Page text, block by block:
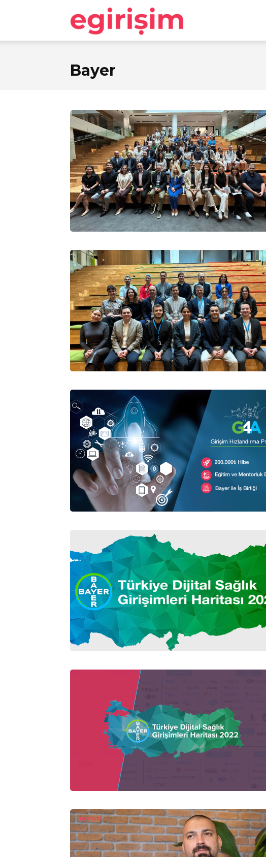
egirişim
Bayer